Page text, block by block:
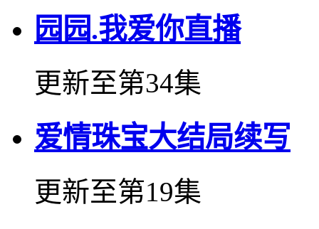
园园.我爱你直播
更新至第34集
爱情珠宝大结局续写
更新至第19集